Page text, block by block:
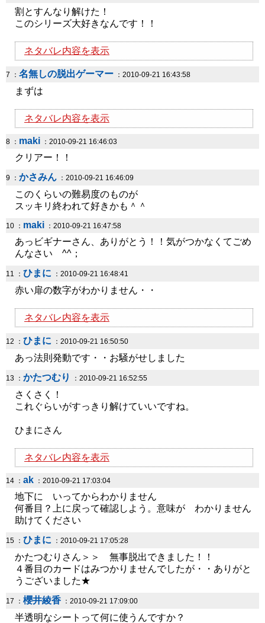
割とすんなり解けた！
このシリーズ大好きなんです！！
ネタバレ内容を表示
7 ： 名無しの脱出ゲーマー ：2010-09-21 16:43:58
まずは
ネタバレ内容を表示
8 ： maki ：2010-09-21 16:46:03
クリアー！！
9 ： かさみん ：2010-09-21 16:46:09
このくらいの難易度のものが
スッキリ終われて好きかも＾＾
10 ： maki ：2010-09-21 16:47:58
あっビギナーさん、ありがとう！！気がつかなくてごめ
んなさい ^^；
11 ： ひまに ：2010-09-21 16:48:41
赤い扉の数字がわかりません・・
ネタバレ内容を表示
12 ： ひまに ：2010-09-21 16:50:50
あっ法則発動です・・お騒がせしました
13 ： かたつむり ：2010-09-21 16:52:55
さくさく！
これぐらいがすっきり解けていいですね。
ひまにさん
ネタバレ内容を表示
14 ： ak ：2010-09-21 17:03:04
地下に いってからわかりません
何番目？上に戻って確認しよう。意味が わかりません
助けてください
15 ： ひまに ：2010-09-21 17:05:28
かたつむりさん＞＞ 無事脱出できました！！
４番目のカードはみつかりませんでしたが・・ありがと
うございました★
17 ： 櫻井綾香 ：2010-09-21 17:09:00
半透明なシートって何に使うんですか？